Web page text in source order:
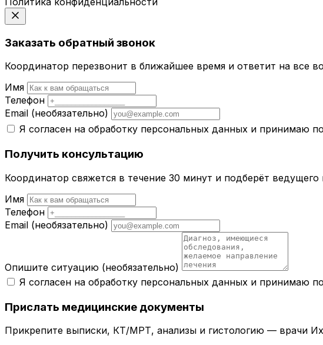
Заказать обратный звонок
Координатор перезвонит в ближайшее время и ответит на все
Имя
Телефон
Email (необязательно)
Я согласен на обработку персональных данных и принимаю
Получить консультацию
Координатор свяжется в течение 30 минут и подберёт ведущего
Имя
Телефон
Email (необязательно)
Опишите ситуацию (необязательно)
Я согласен на обработку персональных данных и принимаю
Прислать медицинские документы
Прикрепите выписки, КТ/МРТ, анализы и гистологию — врачи